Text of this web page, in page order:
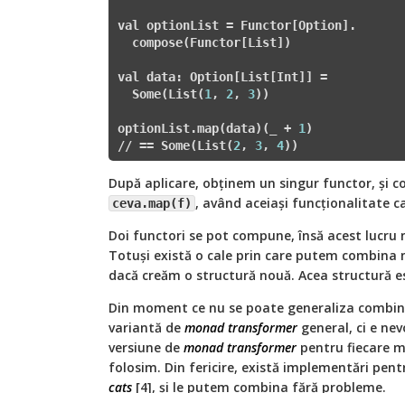
val optionList = Functor[Option].
  compose(Functor[List])
val data: Option[List[Int]] =
  Some(List(
1 , 2 , 3))
optionList.map(data)(_ + 1 )
// == Some(List(2 , 3, 4))
După aplicare, obținem un singur functor, și
ceva.map(f) , având aceiași funcționalitate
Doi functori se pot compune, însă acest lucru
Totuși există o cale prin care putem
dacă creăm o structură nouă. Acea structură
Din moment ce nu se poate generaliza
variantă de monad transformer general, ci e
versiune de monad transformer pentru fiecare
folosim. Din fericire, există implementări
cats [4], și le putem combina fără probleme.